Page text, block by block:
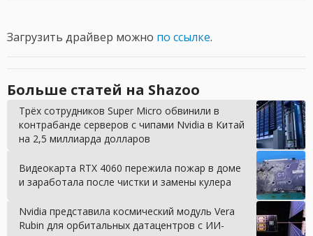
Загрузить драйвер можно по ссылке.
Больше статей на Shazoo
Трёх сотрудников Super Micro обвинили в
контрабанде серверов с чипами Nvidia в Китай
на 2,5 миллиарда долларов
Видеокарта RTX 4060 пережила пожар в доме
и заработала после чистки и замены кулера
Nvidia представила космический модуль Vera
Rubin для орбитальных датацентров с ИИ-